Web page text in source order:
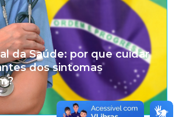
da Saúde: por que cuidar
dos sintomas